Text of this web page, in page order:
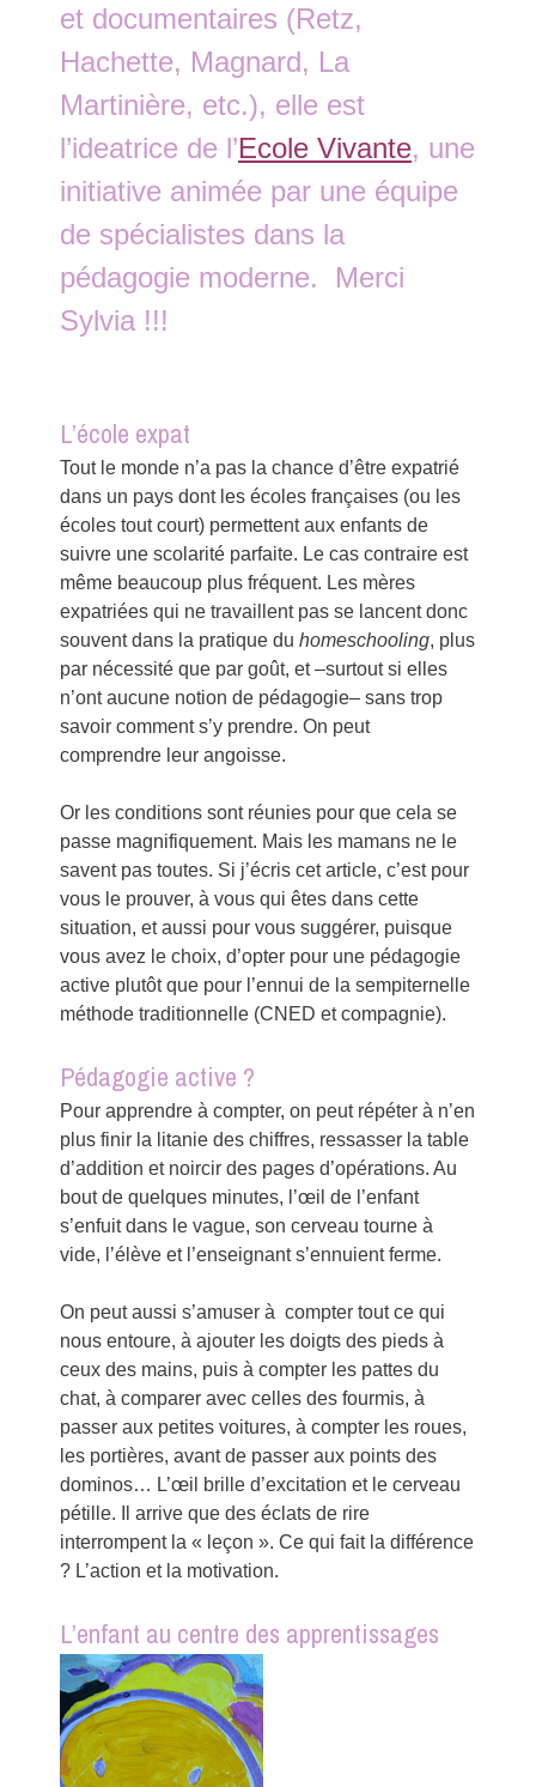
et documentaires (Retz,
Hachette, Magnard, La
Martinière, etc.), elle est
l’ideatrice de l’Ecole Vivante, une
initiative animée par une équipe
de spécialistes dans la
pédagogie moderne. Merci
Sylvia !!!
L’école expat
Tout le monde n’a pas la chance d’être expatrié
dans un pays dont les écoles françaises (ou les
écoles tout court) permettent aux enfants de
suivre une scolarité parfaite. Le cas contraire est
même beaucoup plus fréquent. Les mères
expatriées qui ne travaillent pas se lancent donc
souvent dans la pratique duhomeschooling, plus
par nécessité que par goût, et –surtout si elles
n’ont aucune notion de pédagogie– sans trop
savoir comment s’y prendre. On peut
comprendre leur angoisse.
Or les conditions sont réunies pour que cela se
passe magnifiquement. Mais les mamans ne le
savent pas toutes. Si j’écris cet article, c’est pour
vous le prouver, à vous qui êtes dans cette
situation, et aussi pour vous suggérer, puisque
vous avez le choix, d’opter pour une pédagogie
active plutôt que pour l’ennui de la sempiternelle
méthode traditionnelle (CNED et compagnie).
Pédagogie active ?
Pour apprendre à compter, on peut répéter à n’en
plus finir la litanie des chiffres, ressasser la table
d’addition et noircir des pages d’opérations. Au
bout de quelques minutes, l’œil de l’enfant
s’enfuit dans le vague, son cerveau tourne à
vide, l’élève et l’enseignant s’ennuient ferme.
On peut aussi s’amuser à compter tout ce qui
nous entoure, à ajouter les doigts des pieds à
ceux des mains, puis à compter les pattes du
chat, à comparer avec celles des fourmis, à
passer aux petites voitures, à compter les roues,
les portières, avant de passer aux points des
dominos… L’œil brille d’excitation et le cerveau
pétille. Il arrive que des éclats de rire
interrompent la « leçon ». Ce qui fait la différence
? L’action et la motivation.
L’enfant au centre des apprentissages